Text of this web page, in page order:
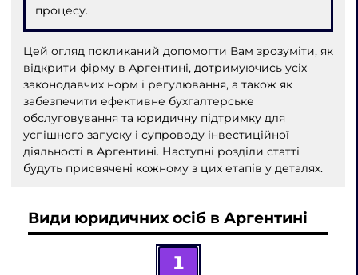
процесу.
Цей огляд покликаний допомогти Вам зрозуміти, як
відкрити фірму в Аргентині, дотримуючись усіх
законодавчих норм і регулювання, а також як
забезпечити ефективне бухгалтерське
обслуговування та юридичну підтримку для
успішного запуску і супроводу інвестиційної
діяльності в Аргентині. Наступні розділи статті
будуть присвячені кожному з цих етапів у деталях.
Види юридичних осіб в Аргентині
1